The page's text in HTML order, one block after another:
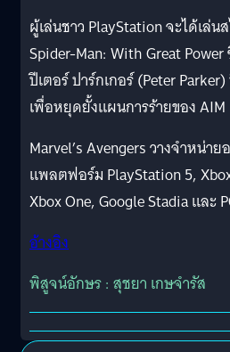
ผู้เล่นชาว PlayStation จะได้เล่
Spider-Man: With Great
ปีเตอร์ ปาร์กเกอร์ (Peter
เพื่อหยุดยั้งแผนการร้ายของ AIM
Marvel’s Avengers วางจำหน่า
แพลตฟอร์ม PlayStation 5,
Xbox One, Google Stadia และ
อ้างอิง
พิสูจน์อักษร : สุชยา เกษจำรัส